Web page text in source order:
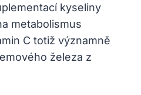
kyseliny
metabolismus
C totiž významně
železa z